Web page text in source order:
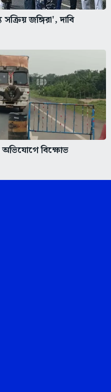
জঙ্গিরা', দাবি
বিক্ষোভ